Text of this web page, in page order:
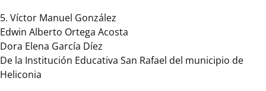
5. Víctor Manuel González
Edwin Alberto Ortega Acosta
Dora Elena García Díez
De la Institución Educativa San Rafael del municipio de
Heliconia
maestras
para
la
vida
y